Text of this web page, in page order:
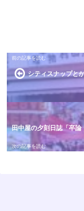
シティスナップと
田中屋の夕刻日誌「卒論